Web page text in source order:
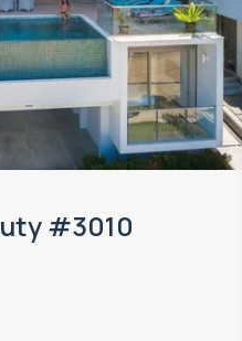
#3010